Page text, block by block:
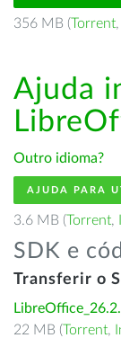
356 MB (Torrent,
Ajuda
Outro idioma?
AJUDA PARA
3.6 MB (Torrent,
SDK e
Transferir o
22 MB (Torrent,